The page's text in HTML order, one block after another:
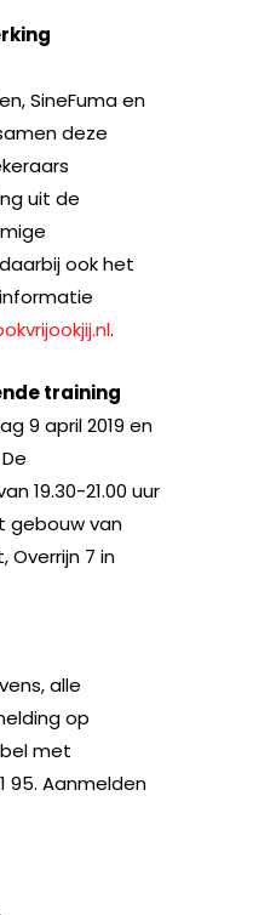
SineFuma en
deze
uit de
ook het
.
training
9 april 2019 en
19.30-21.00 uur
gebouw van
Overrijn 7 in
alle
op
met
95. Aanmelden